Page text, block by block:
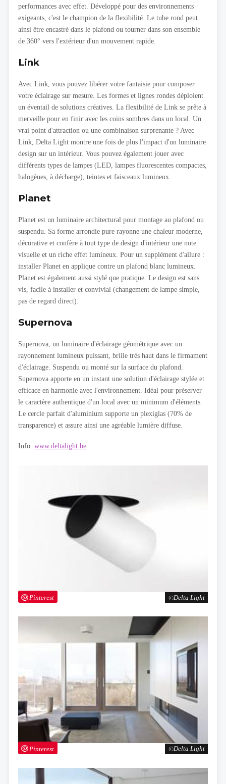
Delta Light
Pinterest
Delta Light
Pinterest
performances avec effet. Développé pour des environnements
exigeants, c'est le champion de la flexibilité. Le tube rond peut
ainsi être encastré dans le plafond ou tourner dans son ensemble
de 360° vers l'extérieur d'un mouvement rapide.
Link
Avec Link, vous pouvez libérer votre fantaisie pour composer
votre éclairage sur mesure. Les formes et lignes rondes déploient
un éventail de solutions créatives. La flexibilité de Link se prête à
merveille pour en finir avec les coins sombres dans un local. Un
vrai point d'attraction ou une combinaison surprenante ? Avec
Link, Delta Light montre une fois de plus l'impact d'un luminaire
design sur un intérieur. Vous pouvez également jouer avec
différents types de lampes (LED, lampes fluorescentes compactes,
halogènes, à décharge), teintes et faisceaux lumineux.
Planet
Planet est un luminaire architectural pour montage au plafond ou
suspendu. Sa forme arrondie pure rayonne une chaleur moderne,
décorative et confère à tout type de design d'intérieur une note
visuelle et un riche effet lumineux. Pour un supplément d'allure :
installer Planet en applique contre un plafond blanc lumineux.
Planet est également aussi stylé que pratique. Le design est sans
vis, facile à installer et convivial (changement de lampe simple,
pas de regard direct).
Supernova
Supernova, un luminaire d'éclairage géométrique avec un
rayonnement lumineux puissant, brille très haut dans le firmament
d'éclairage. Suspendu ou monté sur la surface du plafond.
Supernova apporte en un instant une solution d'éclairage stylée et
efficace en harmonie avec l'environnement. Idéal pour préserver
le caractère authentique d'un local avec un minimum d'éléments.
Le cercle parfait d'aluminium supporte un plexiglas (70% de
transparence) et assure ainsi une agréable lumière diffuse.
Info: www.deltalight.be